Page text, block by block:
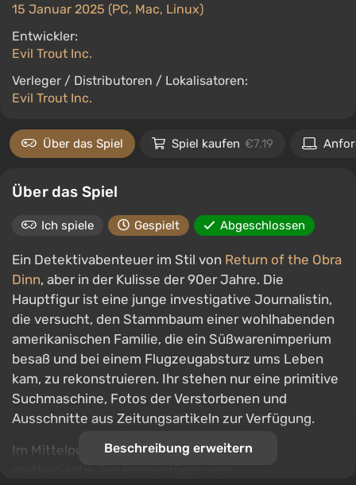
15 Januar 2025 (PC, Mac, Linux)
Entwickler:
Evil Trout Inc.
Verleger / Distributoren / Lokalisatoren:
Evil Trout Inc.
Über das Spiel Spiel kaufen €7.19
Über das Spiel
Ich spiele Gespielt Abgeschlossen
Ein Detektivabenteuer im Stil von Return of the Obra
Dinn, aber in der Kulisse der 90er Jahre. Die
Hauptfigur ist eine junge investigative Journalistin,
die versucht, den Stammbaum einer wohlhabenden
amerikanischen Familie, die ein Süßwarenimperium
besaß und bei einem Flugzeugabsturz ums Leben
kam, zu rekonstruieren. Ihr stehen nur eine primitive
Suchmaschine, Fotos der Verstorbenen und
Ausschnitte aus Zeitungsartikeln zur Verfügung.
Im Mittelpunkt des Gameplays steht das
Beschreibung erweitern